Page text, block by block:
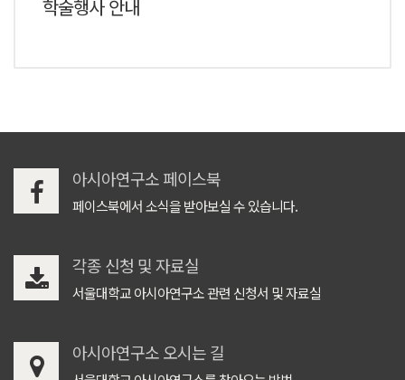
학술행사 안내
아시아연구소 페이스북
페이스북에서 소식을 받아보실 수 있습니다.
각종 신청 및 자료실
서울대학교 아시아연구소 관련 신청서 및 자료실
아시아연구소 오시는 길